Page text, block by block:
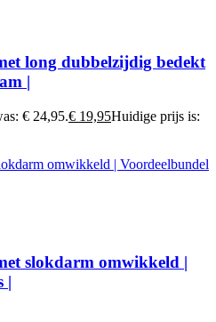
long dubbelzijdig bedekt
|
€ 24,95.€ 19,95Huidige prijs is:
slokdarm omwikkeld |
|